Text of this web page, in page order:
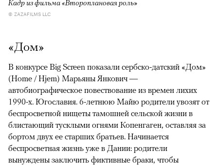
Кадр из фильма «Второплановая роль»
© ZAZAFILMS LLC
«Дом»
В конкурсе Big Screen показали сербско-датский «Дом»
(Home / Hjem) Марьяны Янкович —
автобиографическое повествование из времен лихих
1990-х. Югославия. 6-летнюю Майю родители увозят от
беспросветной нищеты тамошней сельской жизни в
блистающий тусклыми огнями Копенгаген, оставляя за
бортом двух ее старших братьев. Начинается
беспросветная жизнь уже в Дании: родители
вынуждены заключить фиктивные браки, чтобы